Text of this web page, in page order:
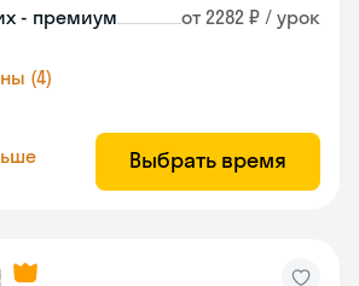
- премиум от 2282 ₽ / урок
(4)
Выбрать время